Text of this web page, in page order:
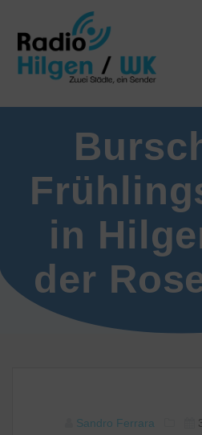
springen
in
der
Sandro Ferrara